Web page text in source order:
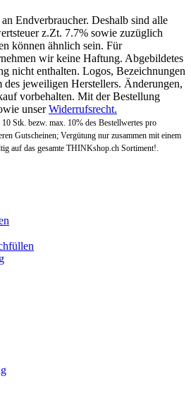
Endverbraucher. Deshalb sind alle
z.Zt. 7.7% sowie zuzüglich
können ähnlich sein. Für
wir keine Haftung. Abgebildetes
nicht enthalten. Logos, Bezeichnungen
jeweiligen Herstellers. Änderungen,
vorbehalten. Mit der Bestellung
unserWiderrufsrecht.
Stk. bezw. max. 10% des Bestellwertes pro
Gutscheinen; Vergütung nur zusammen mit einem
auf das gesamte THINKshop.ch Sortiment!.